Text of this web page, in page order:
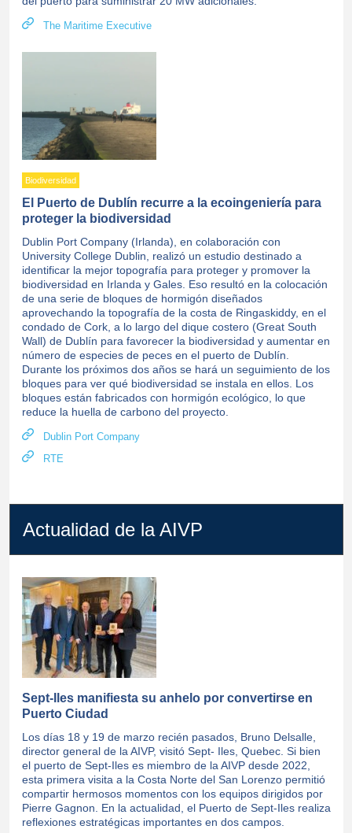
The Maritime Executive
Biodiversidad
El Puerto de Dublín recurre a la ecoingeniería para
proteger la biodiversidad
Dublin Port Company (Irlanda), en colaboración con
University College Dublin, realizó un estudio destinado a
identificar la mejor topografía para proteger y promover la
biodiversidad en Irlanda y Gales. Eso resultó en la colocación
de una serie de bloques de hormigón diseñados
aprovechando la topografía de la costa de Ringaskiddy, en el
condado de Cork, a lo largo del dique costero (Great South
Wall) de Dublín para favorecer la biodiversidad y aumentar en
número de especies de peces en el puerto de Dublín.
Durante los próximos dos años se hará un seguimiento de los
bloques para ver qué biodiversidad se instala en ellos. Los
bloques están fabricados con hormigón ecológico, lo que
reduce la huella de carbono del proyecto.
Dublin Port Company
RTE
Actualidad de la AIVP
Sept-Iles manifiesta su anhelo por convertirse en
Puerto Ciudad
Los días 18 y 19 de marzo recién pasados, Bruno Delsalle,
director general de la AIVP, visitó Sept- Iles, Quebec. Si bien
el puerto de Sept-Iles es miembro de la AIVP desde 2022,
esta primera visita a la Costa Norte del San Lorenzo permitió
compartir hermosos momentos con los equipos dirigidos por
Pierre Gagnon. En la actualidad, el Puerto de Sept-Iles realiza
reflexiones estratégicas importantes en dos campos.